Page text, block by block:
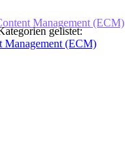
Management (ECM)
gelistet:
Management (ECM)